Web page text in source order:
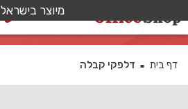
מיוצר בישראל
דלפקי קבלה
דף בית ■ דלפקי קבלה